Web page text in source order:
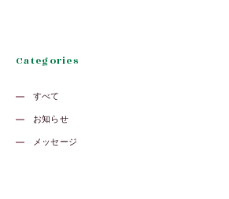
Categories
すべて
お知らせ
メッセージ